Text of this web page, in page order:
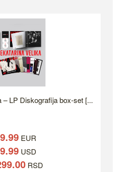
– LP Diskografija box-set [...
EUR
USD
RSD